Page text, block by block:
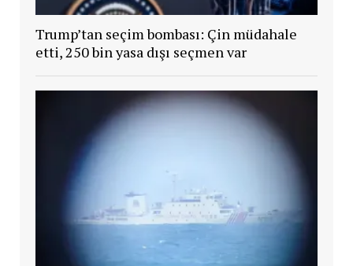
Trump’tan seçim bombası: Çin müdahale
etti, 250 bin yasa dışı seçmen var